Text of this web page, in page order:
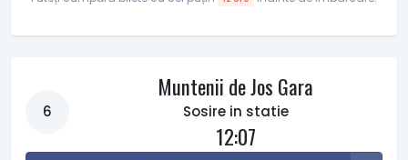
6
Muntenii de Jos Gara
Sosire in statie
12:07